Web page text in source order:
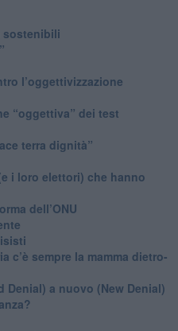
sostenibili
l’oggettivizzazione
“oggettiva” dei test
terra dignità”
i loro elettori) che hanno
dell’ONU
c’è sempre la mamma dietro-
a nuovo (New Denial)